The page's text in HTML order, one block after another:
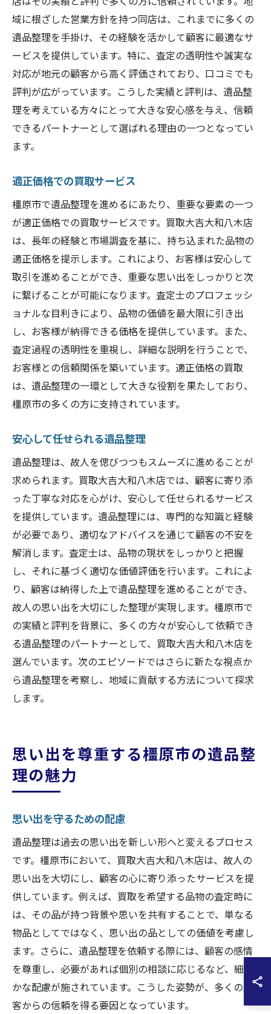
域に根ざした営業方針を持つ同店は、これまでに多くの
遺品整理を手掛け、その経験を活かして顧客に最適なサ
ービスを提供しています。特に、査定の透明性や誠実な
対応が地元の顧客から高く評価されており、口コミでも
評判が広がっています。こうした実績と評判は、遺品整
理を考えている方々にとって大きな安心感を与え、信頼
できるパートナーとして選ばれる理由の一つとなってい
ます。
適正価格での買取サービス
橿原市で遺品整理を進めるにあたり、重要な要素の一つ
が適正価格での買取サービスです。買取大吉大和八木店
は、長年の経験と市場調査を基に、持ち込まれた品物の
適正価格を提示します。これにより、お客様は安心して
取引を進めることができ、重要な思い出をしっかりと次
に繋げることが可能になります。査定士のプロフェッシ
ョナルな目利きにより、品物の価値を最大限に引き出
し、お客様が納得できる価格を提供しています。また、
査定過程の透明性を重視し、詳細な説明を行うことで、
お客様との信頼関係を築いています。適正価格の買取
は、遺品整理の一環として大きな役割を果たしており、
橿原市の多くの方に支持されています。
安心して任せられる遺品整理
遺品整理は、故人を偲びつつもスムーズに進めることが
求められます。買取大吉大和八木店では、顧客に寄り添
った丁寧な対応を心がけ、安心して任せられるサービス
を提供しています。遺品整理には、専門的な知識と経験
が必要であり、適切なアドバイスを通じて顧客の不安を
解消します。査定士は、品物の現状をしっかりと把握
し、それに基づく適切な価値評価を行います。これによ
り、顧客は納得した上で遺品整理を進めることができ、
故人の思い出を大切にした整理が実現します。橿原市で
の実績と評判を背景に、多くの方々が安心して依頼でき
る遺品整理のパートナーとして、買取大吉大和八木店を
選んでいます。次のエピソードではさらに新たな視点か
ら遺品整理を考察し、地域に貢献する方法について探求
します。
思い出を尊重する橿原市の遺品整
理の魅力
思い出を守るための配慮
遺品整理は過去の思い出を新しい形へと変えるプロセス
です。橿原市において、買取大吉大和八木店は、故人の
思い出を大切にし、顧客の心に寄り添ったサービスを提
供しています。例えば、買取を希望する品物の査定時に
は、その品が持つ背景や思いを共有することで、単なる
物品としてではなく、思い出の品としての価値を考慮し
ます。さらに、遺品整理を依頼する際には、顧客の感情
を尊重し、必要があれば個別の相談に応じるなど、細や
かな配慮が施されています。こうした姿勢が、多くの顧
客からの信頼を得る要因となっています。